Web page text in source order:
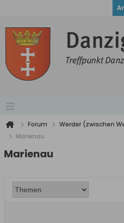
Forum
Werder (zwischen
Marienau
Marienau